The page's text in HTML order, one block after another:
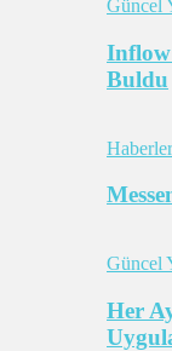
Güncel
Buldu
Haberler
Güncel
Her